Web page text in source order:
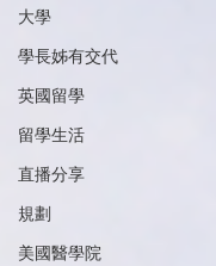
大學
學長姊有交代
英國留學
留學生活
直播分享
規劃
美國醫學院